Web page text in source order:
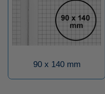
90 x 140 mm